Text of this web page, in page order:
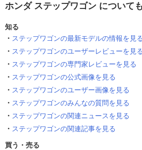
ホンダ ステップワゴン について
知る
ステップワゴンの最新モデルの情報を見る
ステップワゴンのユーザーレビューを見る
ステップワゴンの専門家レビューを見る
ステップワゴンの公式画像を見る
ステップワゴンのユーザー画像を見る
ステップワゴンのみんなの質問を見る
ステップワゴンの関連ニュースを見る
ステップワゴンの関連記事を見る
買う・売る